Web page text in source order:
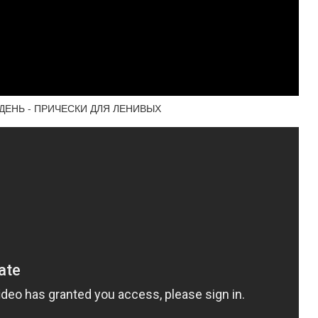
- ПРИЧЕСКИ ДЛЯ ЛЕНИВЫХ